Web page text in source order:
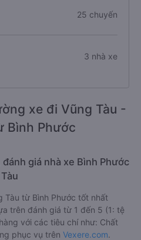
25 chuyến
3 nhà xe
xe đi Vũng Tàu -
Bình Phước
giá nhà xe Bình Phước
Tàu từ Bình Phước tốt nhất
trên đánh giá từ 1 đến 5 (1: tệ
với các tiêu chí như: Chất
phục vụ trên Vexere.com.